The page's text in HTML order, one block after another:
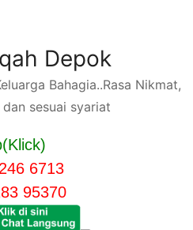
Depok
Bahagia..Rasa Nikmat,
sesuai syariat
6713
95370